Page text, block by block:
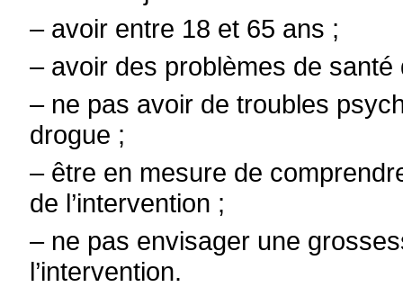
– avoir entre 18 et 65 ans ;
– avoir des problèmes de santé
– ne pas avoir de troubles
drogue ;
– être en mesure de
de l’intervention ;
– ne pas envisager une
l’intervention.